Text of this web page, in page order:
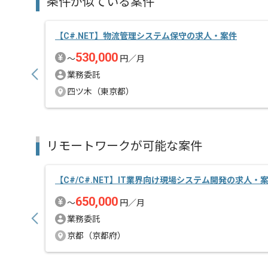
【C#.NET】物流管理システム保守の求人・案件
〜530,000 円／月
業務委託
四ツ木（東京都）
リモートワークが可能な案件
【C#/C#.NET】IT業界向け現場システム開発の求人・
〜650,000 円／月
業務委託
京都（京都府）